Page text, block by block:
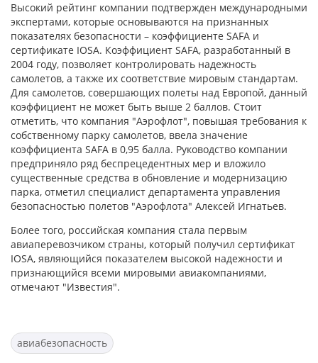
Высокий рейтинг компании подтвержден международными
экспертами, которые основываются на признанных
показателях безопасности – коэффициенте SAFA и
сертификате IOSA. Коэффициент SAFA, разработанный в
2004 году, позволяет контролировать надежность
самолетов, а также их соответствие мировым стандартам.
Для самолетов, совершающих полеты над Европой, данный
коэффициент не может быть выше 2 баллов. Стоит
отметить, что компания "Аэрофлот", повышая требования к
собственному парку самолетов, ввела значение
коэффициента SAFA в 0,95 балла. Руководство компании
предприняло ряд беспрецедентных мер и вложило
существенные средства в обновление и модернизацию
парка, отметил специалист департамента управления
безопасностью полетов "Аэрофлота" Алексей Игнатьев.
Более того, российская компания стала первым
авиаперевозчиком страны, который получил сертификат
IOSA, являющийся показателем высокой надежности и
признающийся всеми мировыми авиакомпаниями,
отмечают "Известия".
авиабезопасность